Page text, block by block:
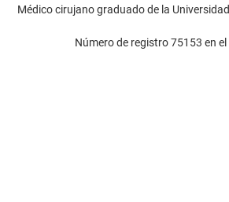
Médico cirujano graduado de la
Número de registro 75153 en